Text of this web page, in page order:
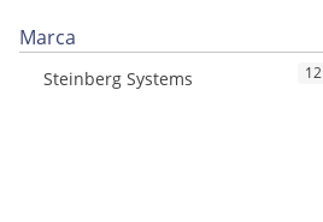
Marca
Steinberg Systems 12